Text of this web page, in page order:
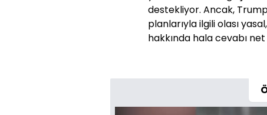
destekliyor. Ancak,
planlarıyla ilgili olası
hakkında hala cevabı